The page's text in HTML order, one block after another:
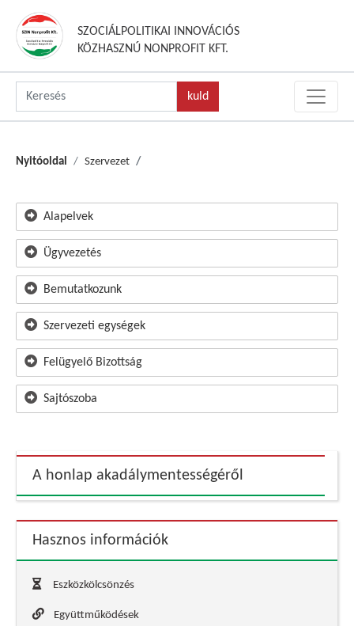
SZOCIÁLPOLITIKAI INNOVÁCIÓS
KÖZHASZNÚ NONPROFIT KFT.
Nyitóoldal Szervezet
Alapelvek
Ügyvezetés
Bemutatkozunk
Szervezeti egységek
Felügyelő Bizottság
Sajtószoba
A honlap akadálymentességéről
Hasznos információk
Eszközkölcsönzés
Együttműködések